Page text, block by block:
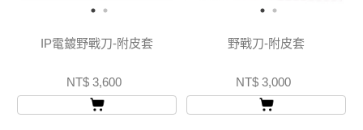
IP電鍍野戰刀-附皮套
NT$ 3,600
野戰刀-附皮套
NT$ 3,000